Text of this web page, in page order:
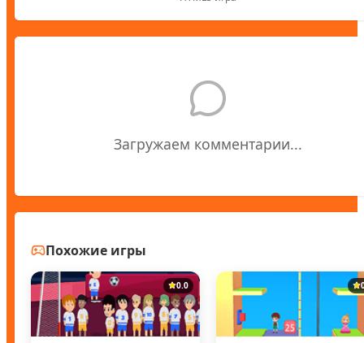
Загружаем комментарии...
Похожие игры
0.0